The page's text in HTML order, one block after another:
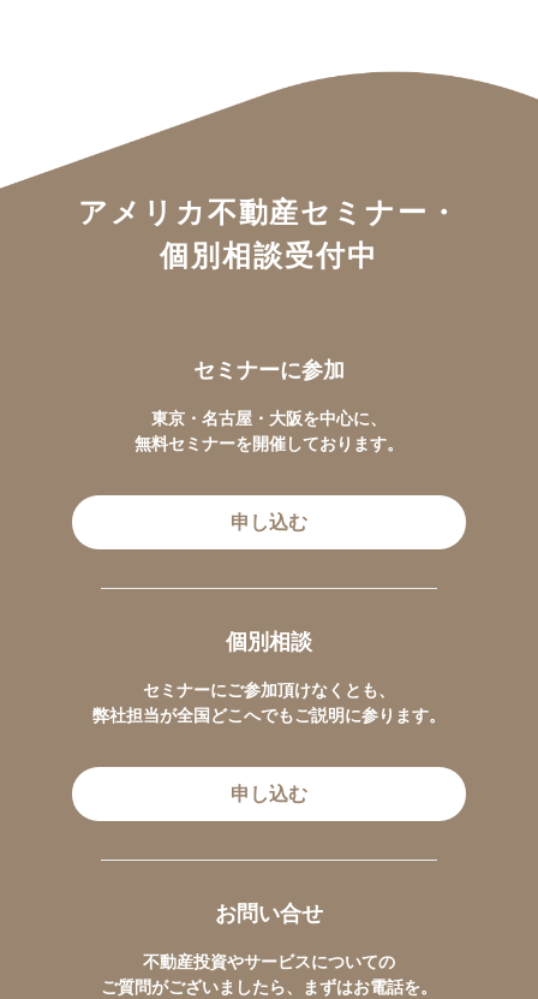
アメリカ不動産セミナー・
個別相談受付中
セミナーに参加
東京・名古屋・大阪を中心に、
無料セミナーを開催しております。
申し込む
個別相談
セミナーにご参加頂けなくとも、
弊社担当が全国どこへでもご説明に参ります。
申し込む
お問い合せ
不動産投資やサービスについての
ご質問がございましたら、まずはお電話を。